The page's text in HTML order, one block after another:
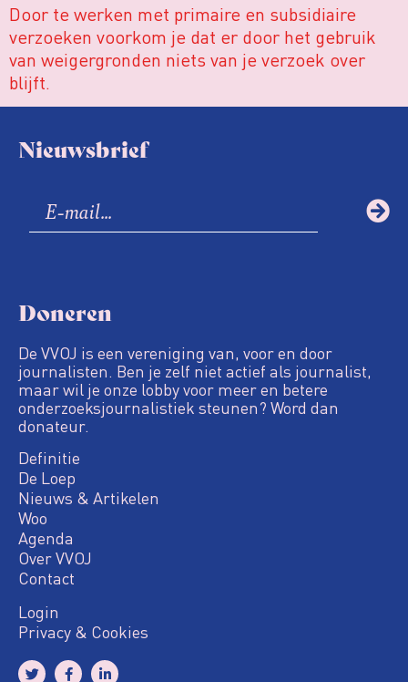
Door te werken met primaire en subsidiaire
verzoeken voorkom je dat er door het gebruik
van weigergronden niets van je verzoek over
blijft.
Nieuwsbrief
Doneren
De VVOJ is een vereniging van, voor en door
journalisten. Ben je zelf niet actief als journalist,
maar wil je onze lobby voor meer en betere
onderzoeksjournalistiek steunen? Word dan
donateur.
Definitie
De Loep
Nieuws & Artikelen
Woo
Agenda
Over VVOJ
Contact
Login
Privacy & Cookies